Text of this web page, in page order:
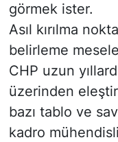
görmek ister.
Asıl kırılma
belirleme
CHP uzun
üzerinden
bazı tablo ve
kadro